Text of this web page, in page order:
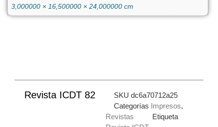
3,000000 × 16,500000 × 24,000000 cm
Revista ICDT 82 SKU dc6a70712a25
Categorías Impresos,
Revistas
Etiqueta